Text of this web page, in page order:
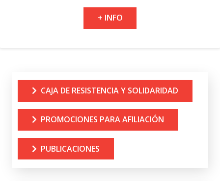
+ INFO
CAJA DE RESISTENCIA Y SOLIDARIDAD
PROMOCIONES PARA AFILIACIÓN
PUBLICACIONES